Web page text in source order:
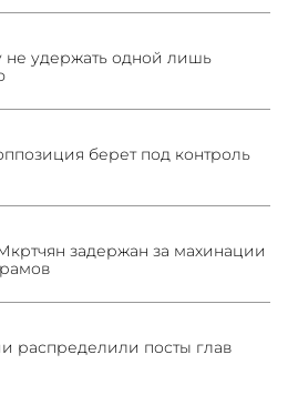
не удержать одной лишь
берет под контроль
задержан за махинации
распределили посты глав